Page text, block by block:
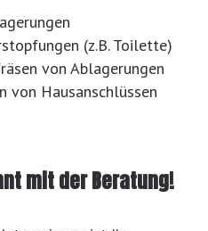
(z.B. Toilette)
von Ablagerungen
von Hausanschlüssen
mit der Beratung!